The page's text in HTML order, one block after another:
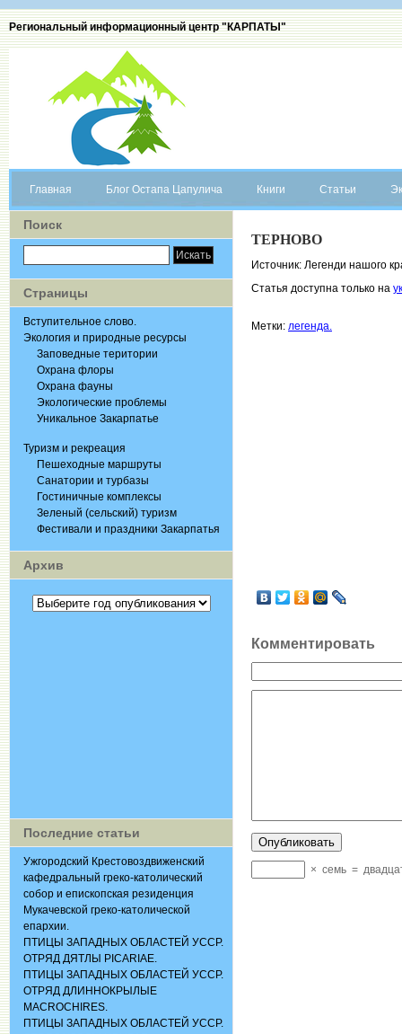
Региональный информационный центр "КАРПАТЫ"
Главная Блог Остапа Цапулича Книги Статьи
Поиск
Страницы
Вступительное слово.
Экология и природные ресурсы
Заповедные територии
Охрана флоры
Охрана фауны
Экологические проблемы
Уникальное Закарпатье
Туризм и рекреация
Пешеходные маршруты
Санатории и турбазы
Гостиничные комплексы
Зеленый (сельский) туризм
Фестивали и праздники Закарпатья
Архив
Последние статьи
Ужгородский Крестовоздвиженский
кафедральный греко-католический
собор и епископская резиденция
Мукачевской греко-католической
епархии.
ПТИЦЫ ЗАПАДНЫХ ОБЛАСТЕЙ УССР.
ОТРЯД ДЯТЛЫ PICARIAE.
ПТИЦЫ ЗАПАДНЫХ ОБЛАСТЕЙ УССР.
ОТРЯД ДЛИННОКРЫЛЫЕ
MACROCHIRES.
ПТИЦЫ ЗАПАДНЫХ ОБЛАСТЕЙ УССР.
ТЕРНОВО
Источник: Легенди нашого
Статья доступна только на
Метки: легенда.
Комментировать
× семь =